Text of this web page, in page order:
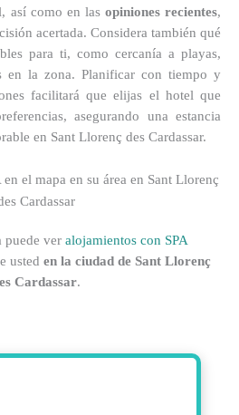
así como en las opiniones recientes,
acertada. Considera también qué
para ti, como cercanía a playas,
en la zona. Planificar con tiempo y
facilitará que elijas el hotel que
asegurando una estancia
en Sant Llorenç des Cardassar.
el mapa en su área en Sant Llorenç
Cardassar
puede ver alojamientos con SPA
usted en la ciudad de Sant Llorenç
Cardassar.